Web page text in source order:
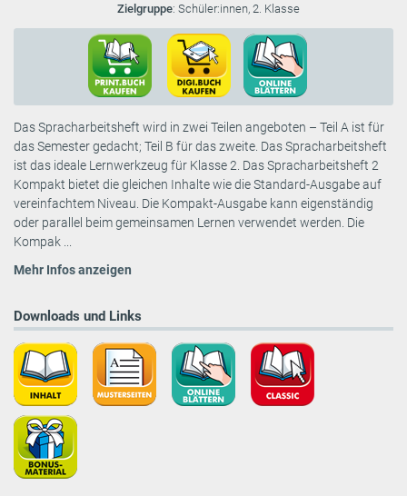
Zielgruppe: Schüler:innen, 2. Klasse
Das Spracharbeitsheft wird in zwei Teilen angeboten – Teil A ist für
das Semester gedacht; Teil B für das zweite. Das Spracharbeitsheft
ist das ideale Lernwerkzeug für Klasse 2. Das Spracharbeitsheft 2
Kompakt bietet die gleichen Inhalte wie die Standard-Ausgabe auf
vereinfachtem Niveau. Die Kompakt-Ausgabe kann eigenständig
oder parallel beim gemeinsamen Lernen verwendet werden. Die
Kompak ...
Mehr Infos anzeigen
Downloads und Links